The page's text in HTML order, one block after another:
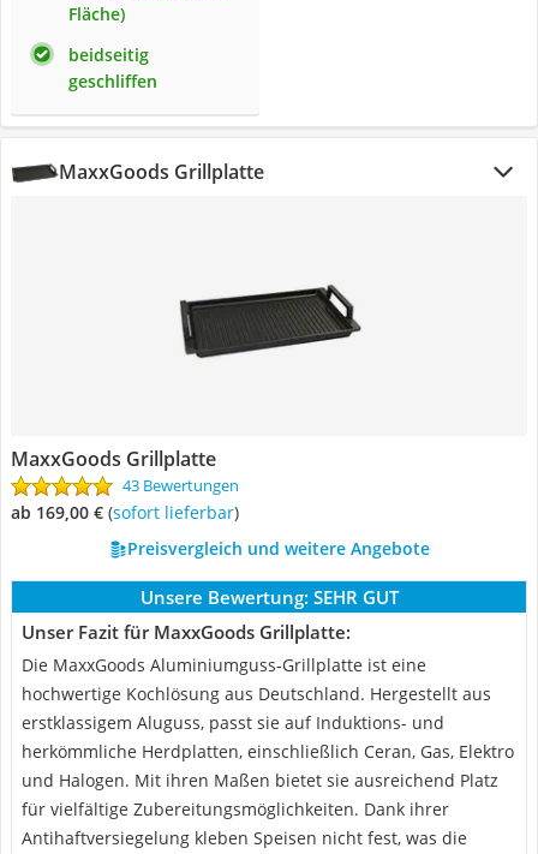
Fläche)
beidseitig
geschliffen
MaxxGoods Grillplatte
MaxxGoods Grillplatte
43 Bewertungen
ab 169,00 € ( Sofort lieferbar)
Preisvergleich und weitere Angebote
Unsere Bewertung: SEHR GUT
Unser Fazit für MaxxGoods Grillplatte:
Die MaxxGoods Aluminiumguss-Grillplatte ist eine
hochwertige Kochlösung aus Deutschland. Hergestellt aus
erstklassigem Aluguss, passt sie auf Induktions- und
herkömmliche Herdplatten, einschließlich Ceran, Gas, Elektro
und Halogen. Mit ihren Maßen bietet sie ausreichend Platz
für vielfältige Zubereitungsmöglichkeiten. Dank ihrer
Antihaftversiegelung kleben Speisen nicht fest, was die